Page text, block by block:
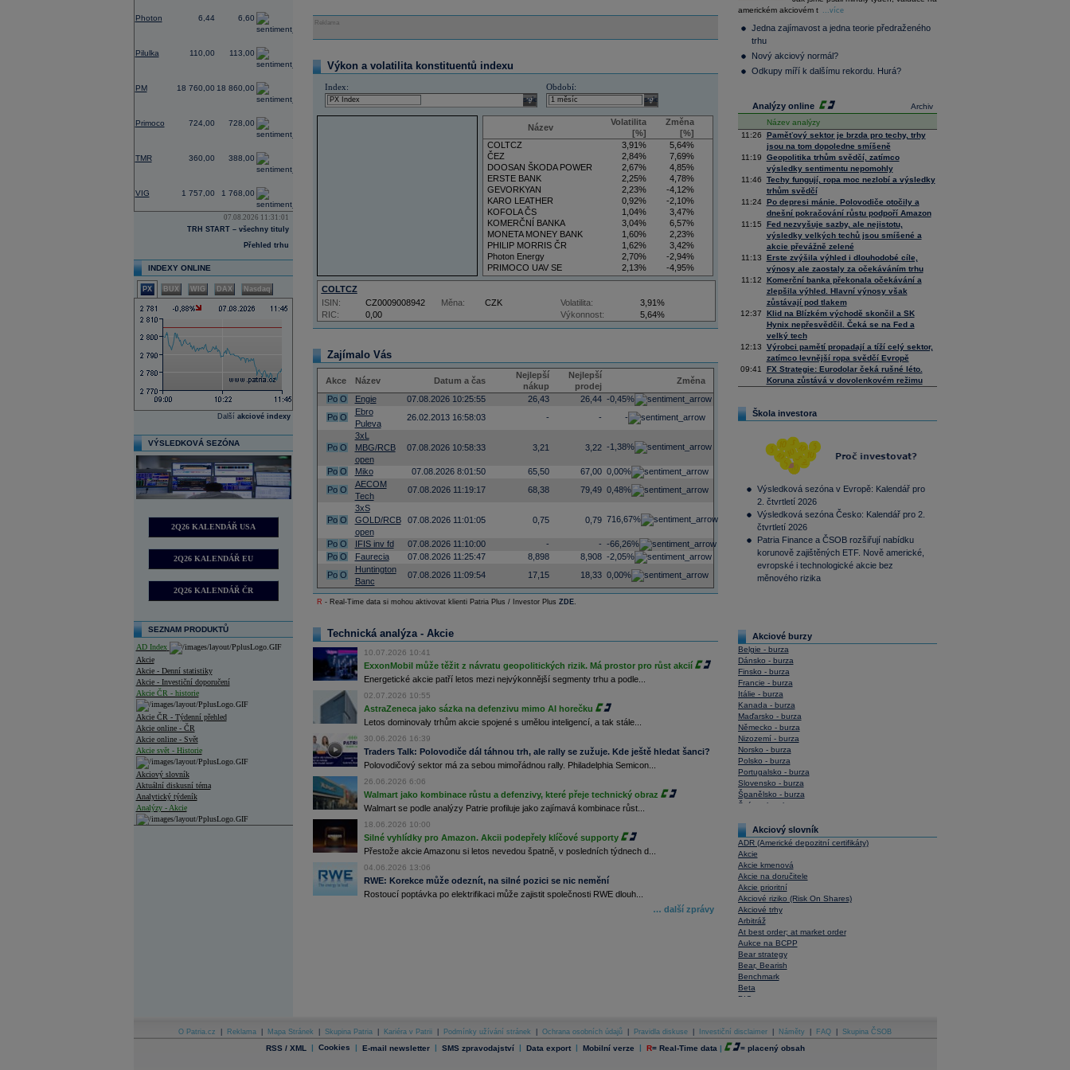
Photon 6,44 6,60
Pilulka 110,00 113,00
0,00
PM 18 760,00 18 860,00
0,53
Primoco 724,00 728,00
TMR 360,00 388,00
VIG 1 757,00 1 768,00
07.08.2026 11:31:01
TRH START – všechny tituly
Přehled trhu
INDEXY ONLINE
PX BUX WIG DAX Nasdaq
Další akciové indexy
VÝSLEDKOVÁ SEZÓNA
2Q26 KALENDÁŘ USA
2Q26 KALENDÁŘ EU
2Q26 KALENDÁŘ ČR
SEZNAM PRODUKTŮ
AD Index
Akcie
Akcie - Denní statistiky
Akcie - Investiční doporučení
Akcie ČR - historie
Akcie ČR - Týdenní přehled
Akcie online - ČR
Akcie online - Svět
Akcie svět - Historie
Akciový slovník
Aktuální diskusní téma
Analytický týdeník
Analýzy - Akcie
Archiv - Měnová politika
Reklama
Výkon a volatilita konstituentů indexu
Index:
select
Období:
select
Název
Volatilita
[%]
Změna
[%]
COLTCZ
3,91%
5,64%
ČEZ
2,84%
7,69%
DOOSAN ŠKODA POWER
2,67%
4,85%
ERSTE BANK
2,25%
4,78%
GEVORKYAN
2,23%
-4,12%
KARO LEATHER
0,92%
-2,10%
KOFOLA ČS
1,04%
3,47%
KOMERČNÍ BANKA
3,04%
6,57%
MONETA MONEY BANK
1,60%
2,23%
PHILIP MORRIS ČR
1,62%
3,42%
Photon Energy
2,70%
-2,94%
PRIMOCO UAV SE
2,13%
-4,95%
VIG
4,09%
11,61%
COLTCZ
RIC: 0,00
ISIN: CZ0009008942 Měna: CZK Volatilita:
3,91%
Výkonnost:
5,64%
Zajímalo Vás
Akce Název Datum a čas
Nejlepší
nákup
Nejlepší
prodej
Změna
Po O Engie 07.08.2026 10:25:55 26,43 26,44 -0,45%
Po O
Ebro
Puleva
26.02.2013 16:58:03 - - -
Po O
3xL
MBG/RCB
open
07.08.2026 10:58:33 3,21 3,22 -1,38%
Po O Miko 07.08.2026 8:01:50 65,50 67,00 0,00%
Po O
AECOM
Tech
07.08.2026 11:19:17 68,38 79,49 0,48%
Po O
3xS
GOLD/RCB
open
07.08.2026 11:01:05 0,75 0,79 716,67%
Po O IFIS inv fd 07.08.2026 11:10:00 - - -66,26%
Po O Faurecia 07.08.2026 11:25:47 8,898 8,908 -2,05%
Po O
Huntington
Banc
07.08.2026 11:09:54 17,15 18,33 0,00%
R - Real-Time data si mohou aktivovat klienti Patria Plus / Investor Plus ZDE.
Technická analýza - Akcie
10.07.2026 10:41
ExxonMobil může těžit z návratu geopolitických rizik. Má prostor pro růst akcií
Energetické akcie patří letos mezi nejvýkonnější segmenty trhu a podle...
02.07.2026 10:55
AstraZeneca jako sázka na defenzivu mimo AI horečku
Letos dominovaly trhům akcie spojené s umělou inteligencí, a tak stále...
30.06.2026 16:39
Traders Talk: Polovodiče dál táhnou trh, ale rally se zužuje. Kde ještě hledat šanci?
Polovodičový sektor má za sebou mimořádnou rally. Philadelphia Semicon...
26.06.2026 6:06
Walmart jako kombinace růstu a defenzivy, které přeje technický obraz
Walmart se podle analýzy Patrie profiluje jako zajímavá kombinace růst...
18.06.2026 10:00
Silné vyhlídky pro Amazon. Akcii podepřely klíčové supporty
Přestože akcie Amazonu si letos nevedou špatně, v posledních týdnech d...
04.06.2026 13:06
RWE: Korekce může odeznít, na silné pozici se nic nemění
Rostoucí poptávka po elektrifikaci může zajistit společnosti RWE dlouh...
… další zprávy
Composite
36 128,57 -0,05
Tecdax
Performance
index
4 069,09
americkém akciovém t
...více
Jedna zajímavost a jedna teorie předraženého
trhu
Nový akciový normál?
Odkupy míří k dalšímu rekordu. Hurá?
Archiv
Analýzy online
Název analýzy
11:26
Paměťový sektor je brzda pro techy, trhy
jsou na tom dopoledne smíšeně
11:19
Geopolitika trhům svědčí, zatímco
výsledky sentimentu nepomohly
11:46
Techy fungují, ropa moc nezlobí a výsledky
trhům svědčí
11:24
Po depresi mánie. Polovodiče otočily a
dnešní pokračování růstu podpoří Amazon
11:15
Fed nezvyšuje sazby, ale nejistotu,
výsledky velkých techů jsou smíšené a
akcie převážně zelené
11:13
Erste zvýšila výhled i dlouhodobé cíle,
výnosy ale zaostaly za očekáváním trhu
11:12
Komerční banka překonala očekávání a
zlepšila výhled. Hlavní výnosy však
zůstávají pod tlakem
12:37
Klid na Blízkém východě skončil a SK
Hynix nepřesvědčil. Čeká se na Fed a
velký tech
12:13
Výrobci pamětí propadají a tíží celý sektor,
zatímco levnější ropa svědčí Evropě
09:41
FX Strategie: Eurodolar čeká rušné léto.
Koruna zůstává v dovolenkovém režimu
Škola investora
Výsledková sezóna v Evropě: Kalendář pro
2. čtvrtletí 2026
Výsledková sezóna Česko: Kalendář pro 2.
čtvrtletí 2026
Patria Finance a ČSOB rozšiřují nabídku
korunově zajištěných ETF. Nově americké,
evropské i technologické akcie bez
měnového rizika
Akciové burzy
Belgie - burza
Dánsko - burza
Finsko - burza
Francie - burza
Itálie - burza
Kanada - burza
Maďarsko - burza
Německo - burza
Nizozemí - burza
Norsko - burza
Polsko - burza
Portugalsko - burza
Slovensko - burza
Španělsko - burza
Švýcarsko - burza
Akciový slovník
ADR (Americké depozitní certifikáty)
Akcie
Akcie kmenová
Akcie na doručitele
Akcie prioritní
Akciové riziko (Risk On Shares)
Akciové trhy
Arbitráž
At best order; at market order
Aukce na BCPP
Bear strategy
Bear, Bearish
Benchmark
Beta
BIC
Bonita
Book To Bill Ratio
Book Value
O Patria.cz Reklama Mapa Stránek Skupina Patria Kariéra v Patrii Podmínky užívání stránek Ochrana osobních údajů Pravidla diskuse Investiční disclaimer Náměty FAQ Skupina ČSOB
RSS / XML | Cookies | E-mail newsletter | SMS zpravodajství | Data export | Mobilní verze | R= Real-Time data | = placený obsah